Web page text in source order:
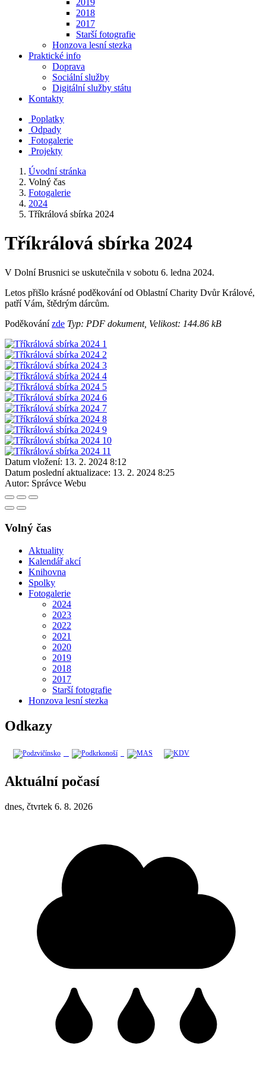
2019
2018
2017
Starší fotografie
Honzova lesní stezka
Praktické info
Doprava
Sociální služby
Digitální služby státu
Kontakty
Poplatky
Odpady
Fotogalerie
Projekty
Úvodní stránka
Volný čas
Fotogalerie
2024
Tříkrálová sbírka 2024
Tříkrálová sbírka 2024
V Dolní Brusnici se uskutečnila v sobotu 6. ledna 2024.
Letos přišlo krásné poděkování od Oblastní Charity Dvůr Králové,
patří Vám, štědrým dárcům.
Poděkovánízde Typ: PDF dokument, Velikost: 144.86 kB
Datum vložení: 13. 2. 2024 8:12
Datum poslední aktualizace: 13. 2. 2024 8:25
Autor: Správce Webu
Volný čas
Aktuality
Kalendář akcí
Knihovna
Spolky
Fotogalerie
2024
2023
2022
2021
2020
2019
2018
2017
Starší fotografie
Honzova lesní stezka
Odkazy
Aktuální počasí
dnes, čtvrtek 6. 8. 2026